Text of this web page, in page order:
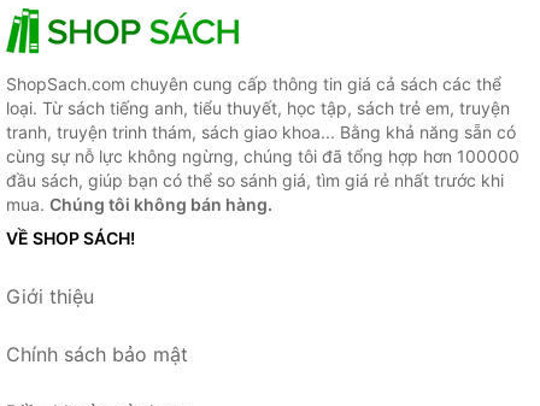
ShopSach.com chuyên cung cấp thông tin giá cả sách các thể
loại. Từ sách tiếng anh, tiểu thuyết, học tập, sách trẻ em, truyện
tranh, truyện trinh thám, sách giao khoa... Bằng khả năng sẵn có
cùng sự nỗ lực không ngừng, chúng tôi đã tổng hợp hơn 100000
đầu sách, giúp bạn có thể so sánh giá, tìm giá rẻ nhất trước khi
mua. Chúng tôi không bán hàng.
VỀ SHOP SÁCH!
Giới thiệu
Chính sách bảo mật